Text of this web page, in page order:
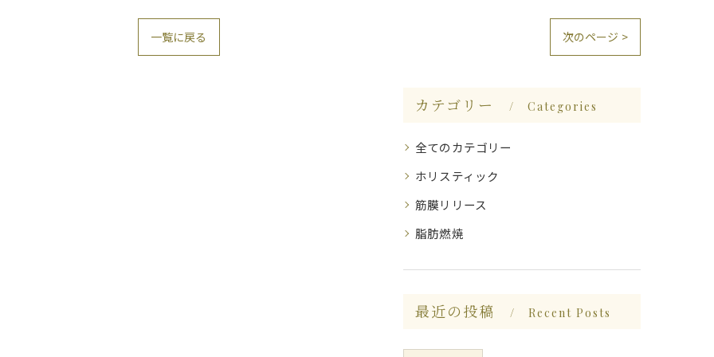
一覧に戻る 次のページ >
カテゴリー Categories
全てのカテゴリー
ホリスティック
筋膜リリース
脂肪燃焼
最近の投稿 Recent Posts